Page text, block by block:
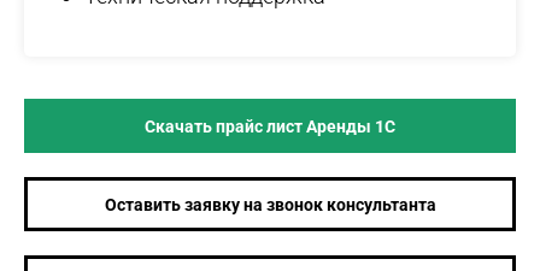
Скачать прайс лист Аренды 1С
Оставить заявку на звонок консультанта